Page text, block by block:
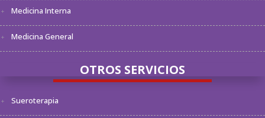
Medicina Interna
Medicina General
OTROS SERVICIOS
Sueroterapia